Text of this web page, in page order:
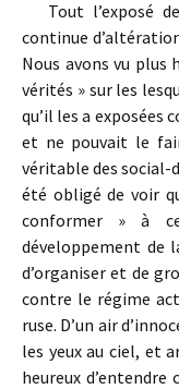
Tout l’exposé de
continue
Nous avons vu
vérités » sur les
qu’il les a exposées
et ne pouvait le
véritable des social­-
été obligé de voir
conformer » à
développement de
d’organiser et de
contre le régime
ruse. D’un air
les yeux au ciel, et
heureux